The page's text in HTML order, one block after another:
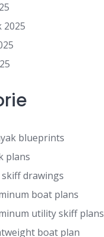
2025
blueprints
plans
skiff drawings
boat plans
utility skiff plans
boat plan